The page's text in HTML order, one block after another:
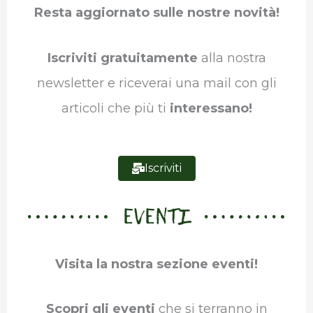
o e d A r r
Resta aggiornato sulle nostre novità!
Iscriviti gratuitamente alla nostra
newsletter e riceverai una mail con gli
articoli che più ti interessano!
Iscriviti
EVENTI
Visita la nostra sezione eventi!
Scopri gli eventi che si terranno in